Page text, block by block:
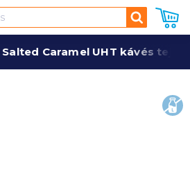
Keresés
Caramel UHT kávés